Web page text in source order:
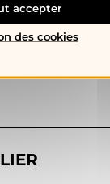
faire
accepter
des cookies